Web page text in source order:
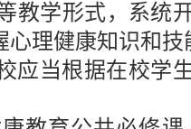
教学形式，系统
理健康知识和技
应当根据在校学